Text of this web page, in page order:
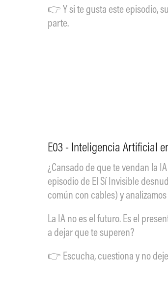
👉 Y si te gusta este episodio,
parte.
E03 - Inteligencia Artificial
¿Cansado de que te vendan la
episodio de El Sí Invisible
común con cables) y
La IA no es el futuro. Es el
a dejar que te superen?
👉 Escucha, cuestiona y no